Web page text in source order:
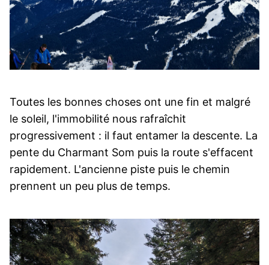
Toutes les bonnes choses ont une fin et malgré
le soleil, l'immobilité nous rafraîchit
progressivement : il faut entamer la descente. La
pente du Charmant Som puis la route s'effacent
rapidement. L'ancienne piste puis le chemin
prennent un peu plus de temps.